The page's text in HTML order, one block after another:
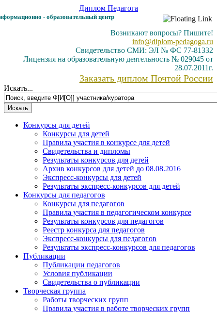
Диплом Педагога
- образовательный центр
Возникают вопросы? Пишите!
info@diplom-pedagoga.ru
Свидетельство СМИ: ЭЛ № ФС 77-81332
Лицензия на образовательную деятельность № 029045 от
28.07.2011г.
Заказать диплом Почтой России
Искать...
Конкурсы для детей
Конкурсы для детей
Правила участия в конкурсе для детей
Свидетельства и дипломы
Результаты конкурсов для детей
Архив конкурсов для детей до 08.08.2016
Экспресс-конкурсы для детей
Результаты экспресс-конкурсов для детей
Конкурсы для педагогов
Конкурсы для педагогов
Правила участия в педагогическом конкурсе
Результаты конкурсов для педагогов
Реестр конкурса для педагогов
Экспресс-конкурсы для педагогов
Результаты экспресс-конкурсов для педагогов
Публикации
Публикации педагогов
Условия публикации
Свидетельства о публикации
Творческая группа
Работы творческих групп
Правила участия в работе творческих групп